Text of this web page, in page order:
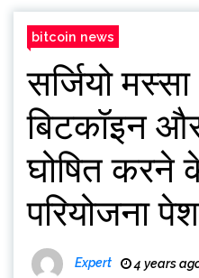
bitcoin news
सर्जियो
बिटकॉइन
घोषित करने
परियोजना
Expert 4 years